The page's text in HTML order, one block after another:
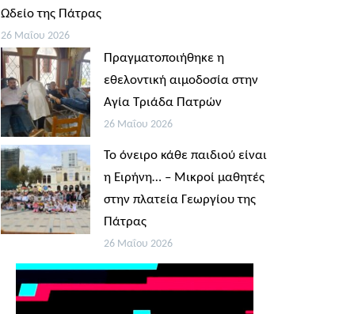
Ωδείο της Πάτρας
26 Μαΐου 2026
Πραγματοποιήθηκε η
εθελοντική αιμοδοσία στην
Αγία Τριάδα Πατρών
26 Μαΐου 2026
Το όνειρο κάθε παιδιού είναι
η Ειρήνη… – Μικροί μαθητές
στην πλατεία Γεωργίου της
Πάτρας
26 Μαΐου 2026